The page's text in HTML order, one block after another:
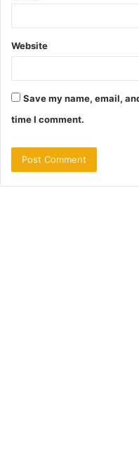
Website
Save my name, email,
time I comment.